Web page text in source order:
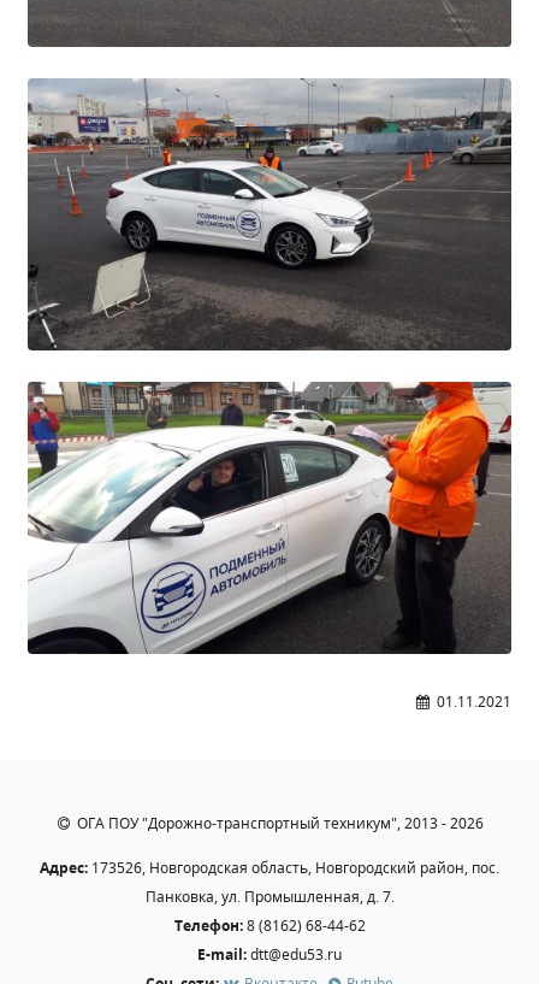
ВОСПИТАТЕЛЬНАЯ РАБОТА
Безопасность на железной дороге
ГТО
Дополнительное образование
Информационная безопасность
Информация для детей-сирот
Памятные даты военной истории
Пожарная безопасность
Программа воспитания
Профилактическая работа
Работа педагога-психолога
Студенческий совет
Студенческий спортивный клуб
МЕТОДИЧЕСКАЯ РАБОТА
В помощь педагогам и мастерам ПО
Министерство науки и высшего образования
Главное управление по контролю за оборотом
01.11.2021
ОГА ПОУ "Дорожно-транспортный техникум", 2013 - 2026
Адрес: 173526, Новгородская область, Новгородский район, пос.
Панковка, ул. Промышленная, д. 7.
Телефон:8 (8162) 68-44-62
E-mail:dtt@edu53.ru